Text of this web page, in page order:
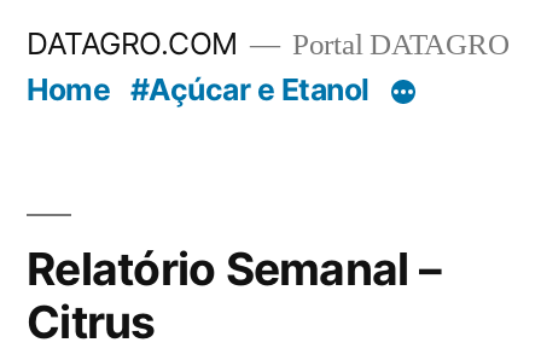
DATAGRO.COM Portal DATAGRO
Home #Açúcar e Etanol
Relatório Semanal –
Citrus